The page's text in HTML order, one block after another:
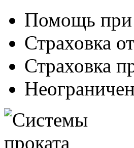
Помощь при
Страховка
Страховка